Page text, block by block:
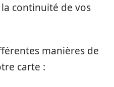
continuité de vos
manières de
carte :